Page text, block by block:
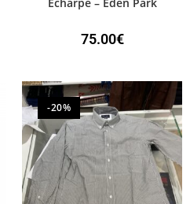
Echarpe – Eden Park
75.00€
-20%